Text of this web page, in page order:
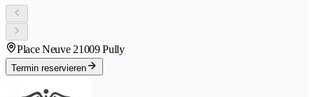
Place Neuve 21009 Pully
Termin reservieren